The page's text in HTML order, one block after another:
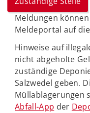
Meldungen
Meldeportal auf
Hinweise auf
nicht abgeholte
zuständige
Salzwedel geben.
Müllablagerungen
Abfall-App der